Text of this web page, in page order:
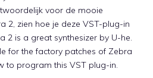
voor de mooie
2, zien hoe je deze VST-plug-in
2 is a great synthesizer by U-he.
for the factory patches of Zebra
to program this VST plug-in.